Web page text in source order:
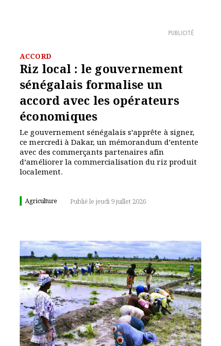
PUBLICITÉ
ACCORD
Riz local : le gouvernement
sénégalais formalise un
accord avec les opérateurs
économiques
Le gouvernement sénégalais s’apprête à signer,
ce mercredi à Dakar, un mémorandum d’entente
avec des commerçants partenaires afin
d’améliorer la commercialisation du riz produit
localement.
Agriculture Publié le jeudi 9 juillet 2026